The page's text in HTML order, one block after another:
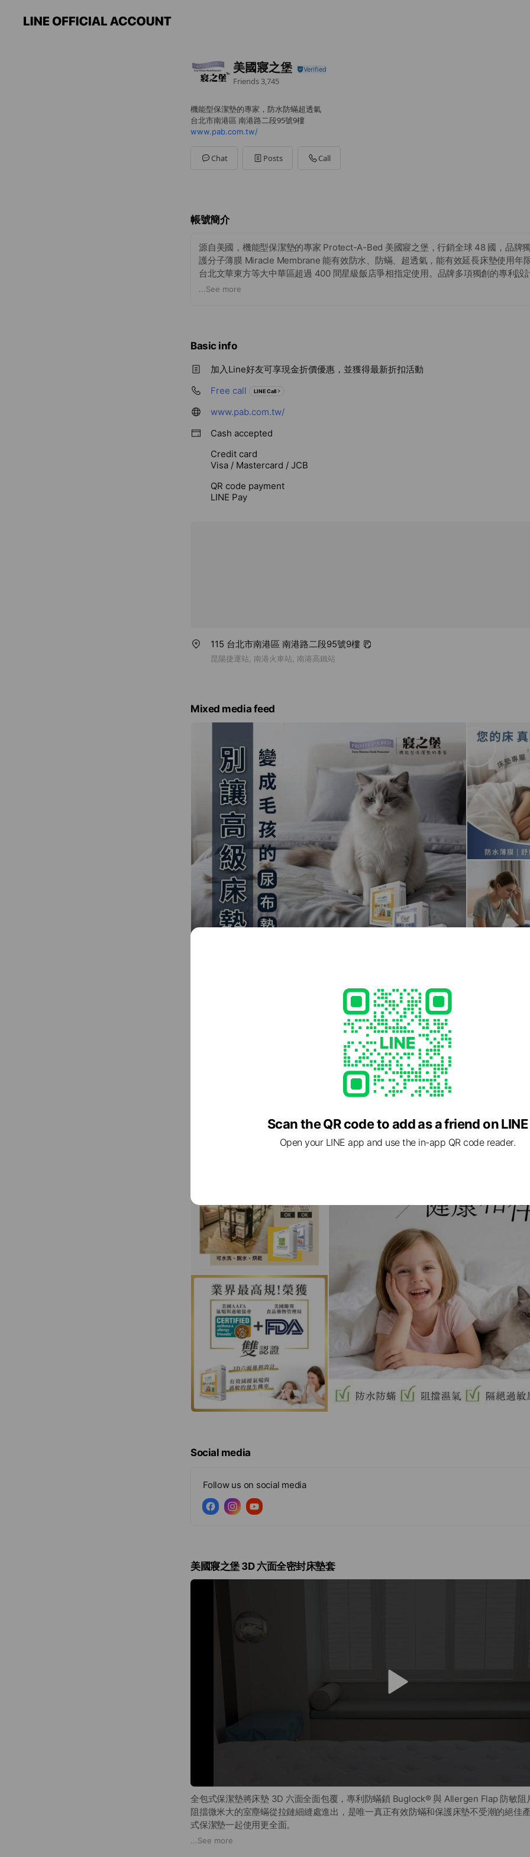
美國寢之堡
Friends 3,745
機能型保潔墊的專家，防水防蟎超透氣
台北市南港區 南港路二段95號9樓
www.pab.com.tw/
Chat Posts Call
帳號簡介
源自美國，機能型保潔墊的專家 Protect-A-Bed 美國寢之堡，行銷全球 48 國，品牌
護分子薄膜 Miracle Membrane 能有效防水、防蟎、超透氣，能有效延長床墊使用年
台北文華東方等大中華區超過 400 間星級飯店爭相指定使用。品牌多項獨創的專利設
Flap 防敏組片與 BugLock 防蟎束帶設計，更成為業內唯一榮獲最高規 AAFA 美國氣喘
...See more
Basic info
加入Line好友可享現金折價優惠，並獲得最新折扣活動
Free call
LINE Call
www.pab.com.tw/
Cash accepted
Credit card
Visa / Mastercard / JCB
QR code payment
LINE Pay
115 台北市南港區 南港路二段95號9樓
昆陽捷運站, 南港火車站, 南港高鐵站
Mixed media feed
Social media
Follow us on social media
美國寢之堡 3D 六面全密封床墊套
o
全包式保潔墊將床墊 3D 六面全面包覆，專利防蟎鎖 Buglock® 與 Allergen Flap 防敏阻
阻擋微米大的室塵蟎從拉鏈細縫處進出，是唯一真正有效防蟎和保護床墊不受潮的絕佳
式保潔墊一起使用更全面。
...See more
Scan the QR code to add as a friend on LINE
Open your LINE app and use the in-app QR code reader.